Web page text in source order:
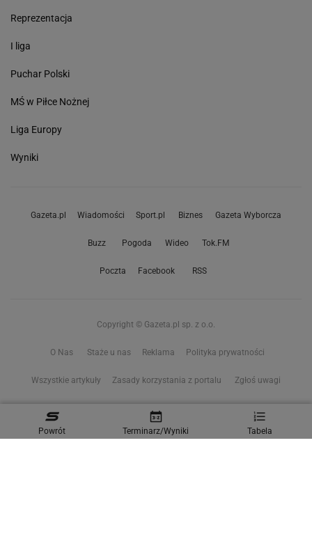
Powrót Terminarz/Wyniki Tabela
Reprezentacja
I liga
Puchar Polski
MŚ w Piłce Nożnej
Liga Europy
Wyniki
Gazeta.pl Wiadomości Sport.pl Biznes Gazeta Wyborcza
Buzz Pogoda Wideo Tok.FM
Poczta Facebook RSS
Copyright © Gazeta.pl sp. z o.o.
O Nas Staże u nas Reklama Polityka prywatności
Wszystkie artykuły Zasady korzystania z portalu Zgłoś uwagi